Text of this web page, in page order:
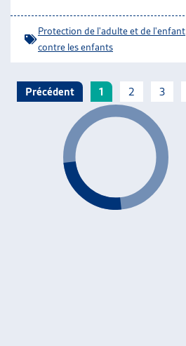
Protection de l'adulte et de l'enfant
contre les enfants
Précédent 1 2 3